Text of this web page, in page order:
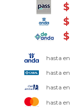
$
$
$
hasta en
hasta en
hasta en
hasta en